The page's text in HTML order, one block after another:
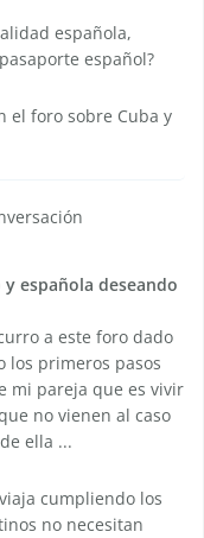
española,
español?
el foro sobre Cuba y
española deseando
a este foro dado
los primeros pasos
mi pareja que es vivir
no vienen al caso
ella ...
cumpliendo los
no necesitan